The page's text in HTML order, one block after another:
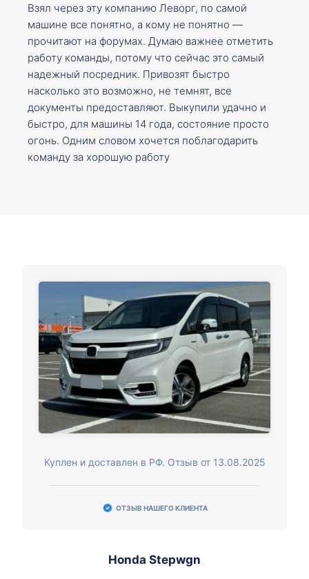
Взял через эту компанию Леворг, по самой
машине все понятно, а кому не понятно —
прочитают на форумах. Думаю важнее отметить
работу команды, потому что сейчас это самый
надежный посредник. Привозят быстро
насколько это возможно, не темнят, все
документы предоставляют. Выкупили удачно и
быстро, для машины 14 года, состояние просто
огонь. Одним словом хочется поблагодарить
команду за хорошую работу
Куплен и доставлен в РФ. Отзыв от 13.08.2025
ОТЗЫВ НАШЕГО КЛИЕНТА
Honda Stepwgn